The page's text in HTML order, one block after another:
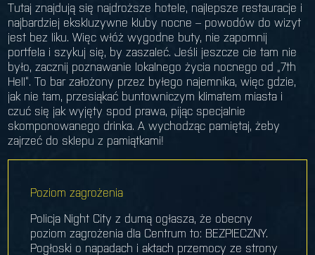
Tutaj znajdują się najdroższe hotele, najlepsze restauracje i
najbardziej ekskluzywne kluby nocne – powodów do wizyt
jest bez liku. Więc włóż wygodne buty, nie zapomnij
portfela i szykuj się, by zaszaleć. Jeśli jeszcze cie tam nie
było, zacznij poznawanie lokalnego życia nocnego od „7th
Hell”. To bar założony przez byłego najemnika, więc gdzie,
jak nie tam, przesiąkać buntowniczym klimatem miasta i
czuć się jak wyjęty spod prawa, pijąc specjalnie
skomponowanego drinka. A wychodząc pamiętaj, żeby
zajrzeć do sklepu z pamiątkami!
Poziom zagrożenia
Policja Night City z dumą ogłasza, że obecny
poziom zagrożenia dla Centrum to: BEZPIECZNY.
Pogłoski o napadach i aktach przemocy ze strony